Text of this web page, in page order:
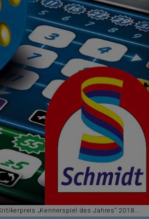
„Kennerspiel des Jahres“ 2018...